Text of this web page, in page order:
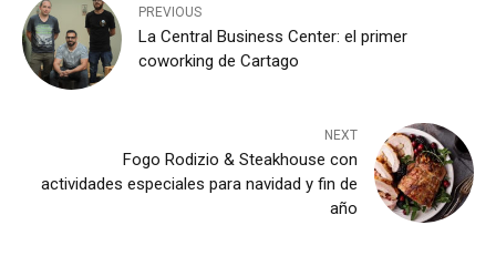
PREVIOUS
La Central Business Center: el primer
coworking de Cartago
NEXT
Fogo Rodizio & Steakhouse con
actividades especiales para navidad y fin de
año